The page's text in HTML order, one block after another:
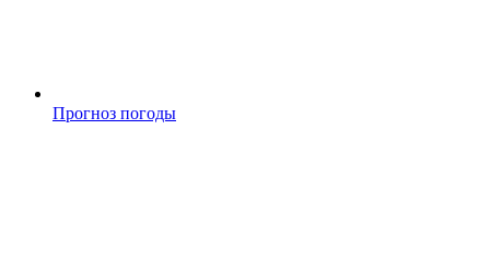
Прогноз погоды